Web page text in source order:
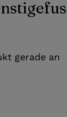
gerade an